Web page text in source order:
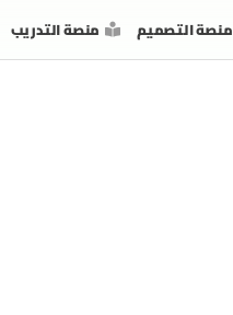
منصة التصميم منصة التدريب